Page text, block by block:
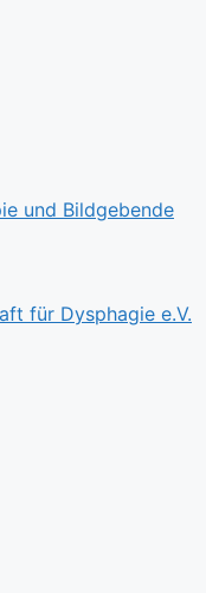
und Bildgebende
für Dysphagie e.V.